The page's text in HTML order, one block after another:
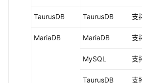
TaurusDB TaurusDB 支
MariaDB MariaDB 支
MySQL 支
TaurusDB 支